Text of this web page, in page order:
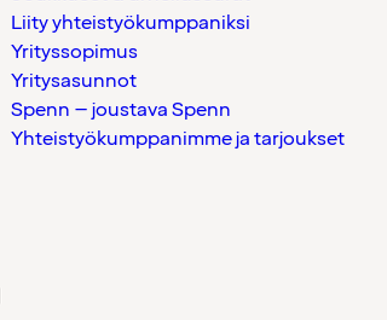
Liity yhteistyökumppaniksi
Yrityssopimus
Yritysasunnot
Spenn – joustava Spenn
Yhteistyökumppanimme ja tarjoukset